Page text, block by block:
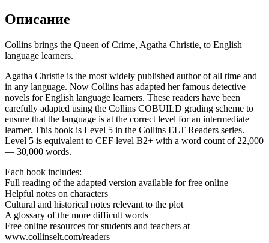
Описание
Collins brings the Queen of Crime, Agatha Christie, to English
language learners.
Agatha Christie is the most widely published author of all time and
in any language. Now Collins has adapted her famous detective
novels for English language learners. These readers have been
carefully adapted using the Collins COBUILD grading scheme to
ensure that the language is at the correct level for an intermediate
learner. This book is Level 5 in the Collins ELT Readers series.
Level 5 is equivalent to CEF level B2+ with a word count of 22,000
— 30,000 words.
Each book includes:
Full reading of the adapted version available for free online
Helpful notes on characters
Cultural and historical notes relevant to the plot
A glossary of the more difficult words
Free online resources for students and teachers at
www.collinselt.com/readers